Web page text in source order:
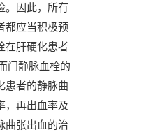
。因此，所有
都应当积极预
在肝硬化患者
门静脉血栓的
患者的静脉曲
，再出血率及
曲张出血的治